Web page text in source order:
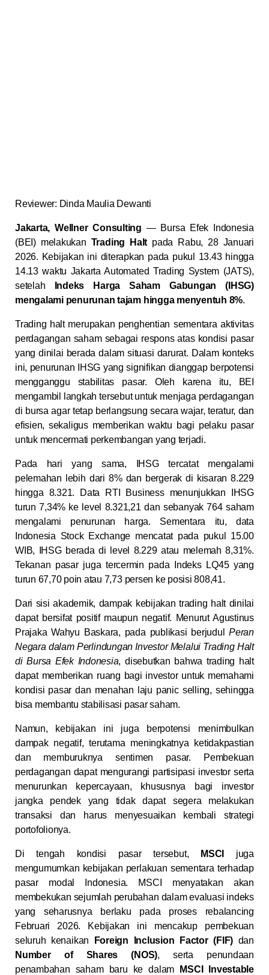
Reviewer: Dinda Maulia Dewanti
Jakarta, Wellner Consulting — Bursa Efek Indonesia
(BEI) melakukan Trading Halt pada Rabu, 28 Januari
2026. Kebijakan ini diterapkan pada pukul 13.43 hingga
14.13 waktu Jakarta Automated Trading System (JATS),
setelah
Indeks Harga Saham Gabungan (IHSG)
mengalami penurunan tajam hingga menyentuh 8%.
Trading halt merupakan penghentian sementara aktivitas
perdagangan saham sebagai respons atas kondisi pasar
yang dinilai berada dalam situasi darurat. Dalam konteks
ini, penurunan IHSG yang signifikan dianggap berpotensi
mengganggu stabilitas pasar. Oleh karena itu, BEI
mengambil langkah tersebut untuk menjaga perdagangan
di bursa agar tetap berlangsung secara wajar, teratur, dan
efisien, sekaligus memberikan waktu bagi pelaku pasar
untuk mencermati perkembangan yang terjadi.
Pada hari yang sama, IHSG tercatat mengalami
pelemahan lebih dari 8% dan bergerak di kisaran 8.229
hingga 8.321. Data RTI Business menunjukkan IHSG
turun 7,34% ke level 8.321,21 dan sebanyak 764 saham
mengalami penurunan harga. Sementara itu, data
Indonesia Stock Exchange mencatat pada pukul 15.00
WIB, IHSG berada di level 8.229 atau melemah 8,31%.
Tekanan pasar juga tercermin pada Indeks LQ45 yang
turun 67,70 poin atau 7,73 persen ke posisi 808,41.
Dari sisi akademik, dampak kebijakan trading halt dinilai
dapat bersifat positif maupun negatif. Menurut Agustinus
Prajaka Wahyu Baskara, pada publikasi berjudulPeran
Negara dalam Perlindungan Investor Melalui Trading Halt
di Bursa Efek Indonesia, disebutkan bahwa trading halt
dapat memberikan ruang bagi investor untuk memahami
kondisi pasar dan menahan laju panic selling, sehingga
bisa membantu stabilisasi pasar saham.
Namun, kebijakan ini juga berpotensi menimbulkan
dampak negatif, terutama meningkatnya ketidakpastian
dan memburuknya sentimen pasar. Pembekuan
perdagangan dapat mengurangi partisipasi investor serta
menurunkan kepercayaan, khususnya bagi investor
jangka pendek yang tidak dapat segera melakukan
transaksi dan harus menyesuaikan kembali strategi
portofolionya.
Di tengah kondisi pasar tersebut, MSCI
juga
mengumumkan kebijakan perlakuan sementara terhadap
pasar modal Indonesia. MSCI menyatakan akan
membekukan sejumlah perubahan dalam evaluasi indeks
yang seharusnya berlaku pada proses rebalancing
Februari 2026. Kebijakan ini mencakup pembekuan
seluruh kenaikan
Foreign Inclusion Factor (FIF) dan
Number of Shares (NOS), serta penundaan
penambahan saham baru ke dalam
MSCI Investable